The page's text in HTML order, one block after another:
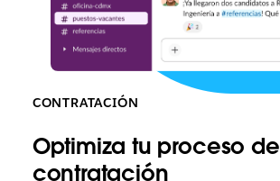
CONTRATACIÓN
Optimiza tu proceso de
contratación